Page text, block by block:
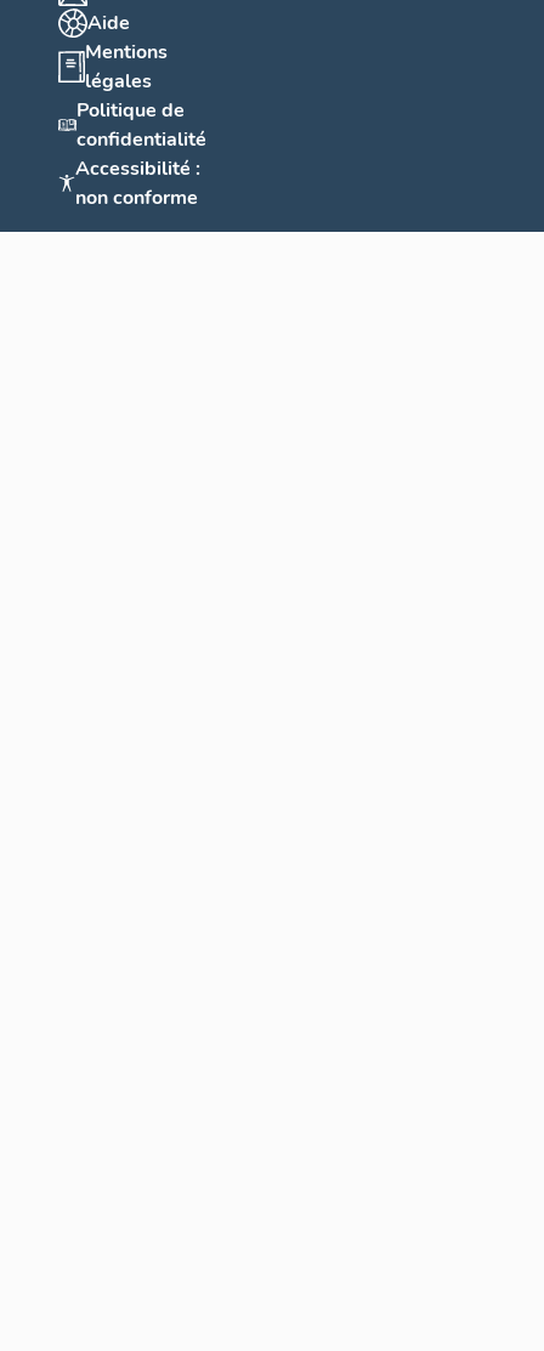
Aide
Mentions
légales
Politique de
confidentialité
Accessibilité :
non conforme